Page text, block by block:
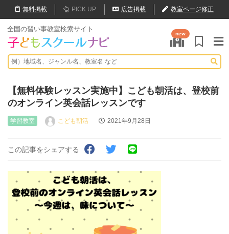
無料掲載 PICK UP 広告掲載 教室ページ修正
全国の習い事教室検索サイト
new
【無料体験レッスン実施中】こども朝活は、登校前
のオンライン英会話レッスンです
学習教室 こども朝活 2021年9月28日
この記事をシェアする